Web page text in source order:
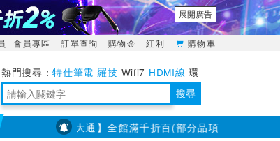
展開廣告
會員專區 訂單查詢 購物金 紅利 購物車
特仕筆電 羅技 Wifi7 HDMI線 環
境量測 明緯POWER 搜尋
【PX大通】全館滿千折百(部分品項不適用，滿2千折